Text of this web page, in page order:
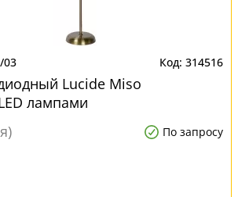
03 314516
Lucide Miso
лампами
По запросу